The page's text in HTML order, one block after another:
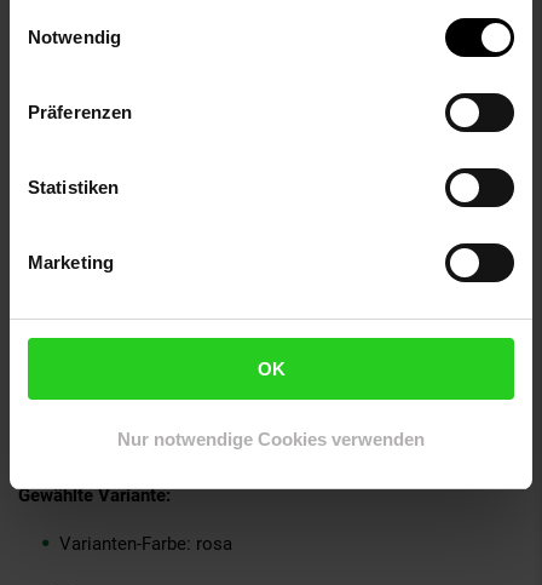
Notwendig
Präferenzen
Statistiken
Marketing
OK
Nur notwendige Cookies verwenden
Anzahl Teile: 1
Farbe: rosa
GmbH & Co. KG, Vierlander Straße 14, 21502 Geesthacht,
Deutschland, info@depesche.com
Grundpreispflicht: Nein
Warnhinweis: Keine Warnhinweise!
Gewählte Variante:
Varianten-Farbe: rosa